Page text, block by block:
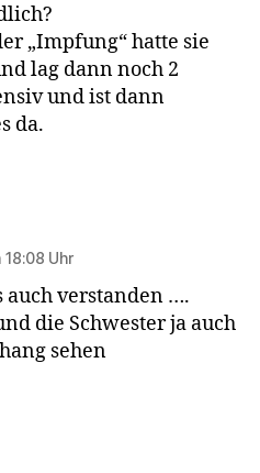
„Impfung“ hatte sie
lag dann noch 2
und ist dann
da.
Uhr
auch verstanden ….
die Schwester ja auch
sehen